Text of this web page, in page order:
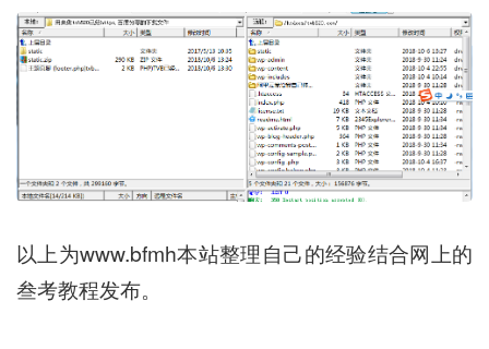
以上为www.bfmh本站整理自己的经验结合网上的
叁考教程发布。